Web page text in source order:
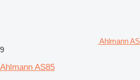
Ahlmann
9
Ahlmann AS85